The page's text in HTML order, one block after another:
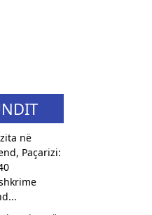
në
Paçarizi: